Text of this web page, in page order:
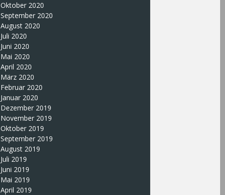
Oktober 2020
September 2020
August 2020
Juli 2020
Juni 2020
Mai 2020
April 2020
März 2020
Februar 2020
Januar 2020
Dezember 2019
November 2019
Oktober 2019
September 2019
August 2019
Juli 2019
Juni 2019
Mai 2019
April 2019